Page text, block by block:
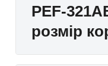
PEF-
розмір